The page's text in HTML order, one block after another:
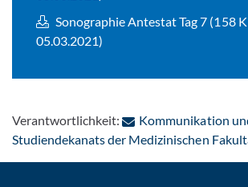
Sonographie Antestat Tag 7 (158
05.03.2021)
Verantwortlichkeit:
Kommunikation
Studiendekanats der Medizinischen